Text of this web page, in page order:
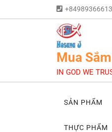
+84989366613
Mua
IN GOD WE
SẢN PHẨM
THỰC PHẨM